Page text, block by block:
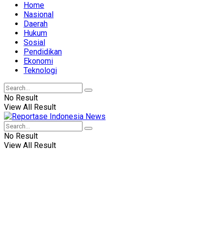
Home
Nasional
Daerah
Hukum
Sosial
Pendidikan
Ekonomi
Teknologi
No Result
View All Result
No Result
View All Result